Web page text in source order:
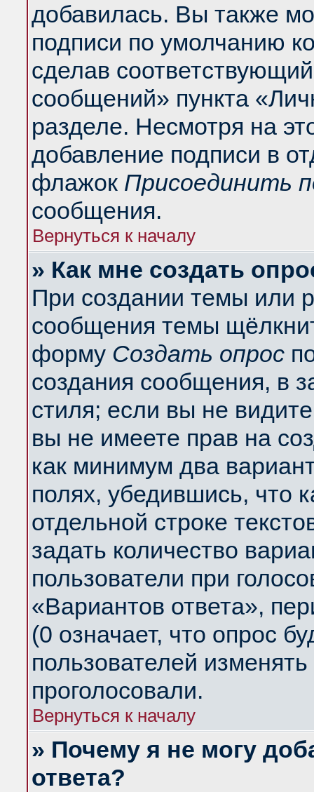
добавилась. Вы также
подписи по умолчанию
сделав
сообщений» пункта
разделе. Несмотря на
добавление подписи в
флажок Присоединить
сообщения.
Вернуться к началу
» Как мне создать
При создании темы или
сообщения темы
форму Создать опрос
создания сообщения, в
стиля; если вы не
вы не имеете прав на
как минимум два
полях, убедившись, что
отдельной строке
задать количество
пользователи при
«Вариантов ответа»,
(0 означает, что опрос
пользователей
проголосовали.
Вернуться к началу
» Почему я не могу
ответа?